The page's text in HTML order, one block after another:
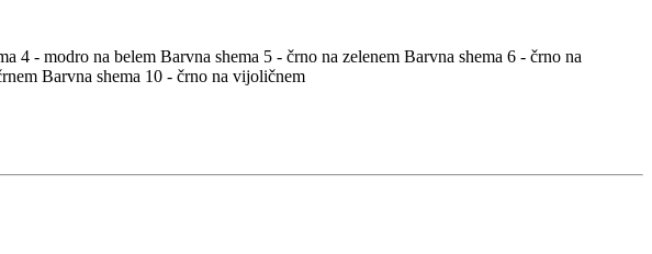
4 - modro na belem Barvna shema 5 - črno na zelenem Barvna shema 6 - črno na
Barvna shema 10 - črno na vijoličnem